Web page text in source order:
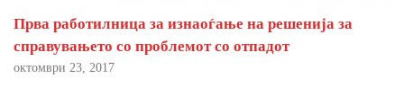
Прва работилница за изнаоѓање на решенија за
справувањето со проблемот со отпадот
октомври 23, 2017